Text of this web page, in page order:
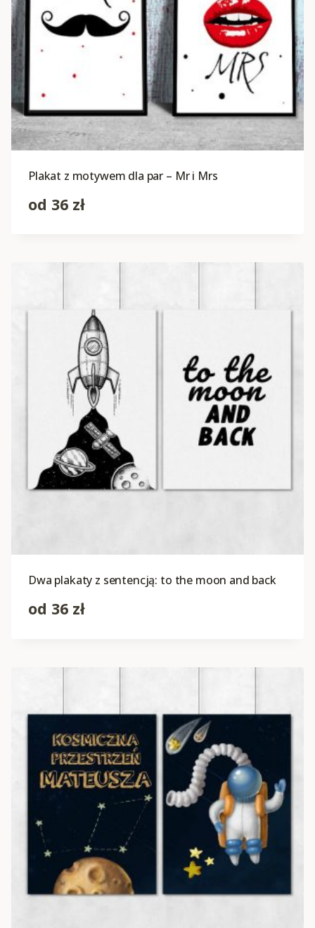
Plakat z motywem dla par – Mr i Mrs
od 36 zł
Dwa plakaty z sentencją: to the moon and back
od 36 zł